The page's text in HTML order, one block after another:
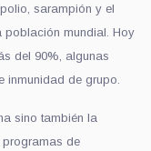
sarampión y el
población mundial. Hoy
del 90%, algunas
inmunidad de grupo.
sino también la
programas de